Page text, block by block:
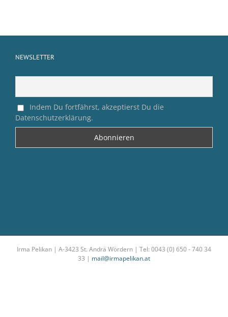
NEWSLETTER
Indem Du fortfährst, akzeptierst Du die
Datenschutzerklärung.
Irma Pelikan | A-3423 St. Andrä Wördern | Tel: 0043 (0) 650 - 740 34
33 | mail@irmapelikan.at